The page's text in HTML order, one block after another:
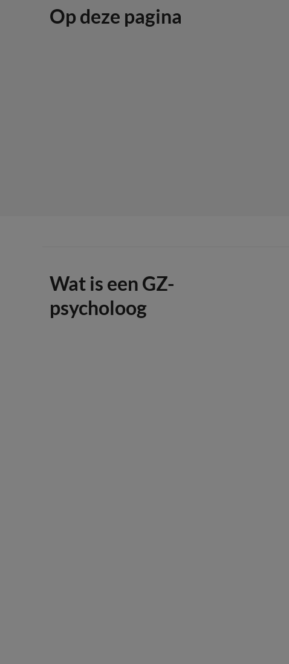
Op deze pagina
Wat is een GZ-
psycholoog